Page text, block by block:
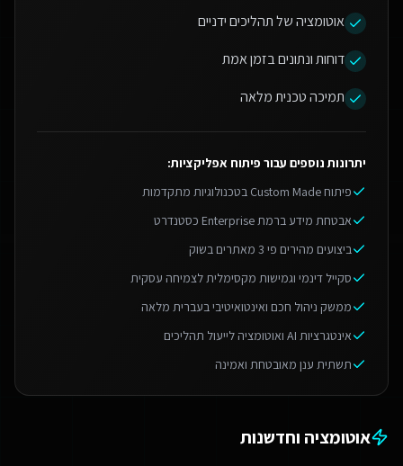
אוטומציה של תהליכים ידניים
דוחות ונתונים בזמן אמת
תמיכה טכנית מלאה
יתרונות נוספים עבור פיתוח אפליקציות:
פיתוח Custom Made בטכנולוגיות מתקדמות
אבטחת מידע ברמת Enterprise כסטנדרט
ביצועים מהירים פי 3 מאתרים בשוק
סקייל דינמי וגמישות מקסימלית לצמיחה עסקית
ממשק ניהול חכם ואינטואיטיבי בעברית מלאה
אינטגרציות AI ואוטומציה לייעול תהליכים
תשתית ענן מאובטחת ואמינה
אוטומציה וחדשנות